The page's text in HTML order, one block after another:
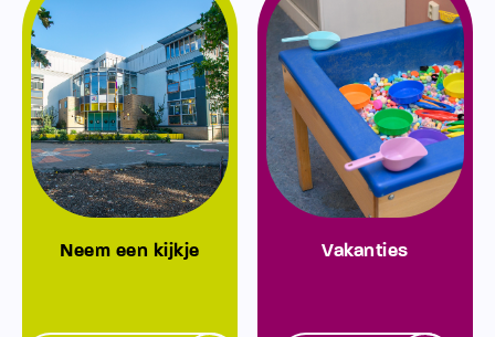
Neem een kijkje Vakanties